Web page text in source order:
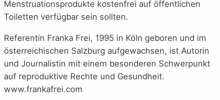
Menstruationsprodukte kostenfrei auf öffentlichen
Toiletten verfügbar sein sollten.
Referentin Franka Frei, 1995 in Köln geboren und im
österreichischen Salzburg aufgewachsen, ist Autorin
und Journalistin mit einem besonderen Schwerpunkt
auf reproduktive Rechte und Gesundheit.
www.frankafrei.com